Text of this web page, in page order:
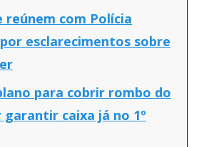
reúnem com Polícia
por esclarecimentos sobre
para cobrir rombo do
caixa já no 1º